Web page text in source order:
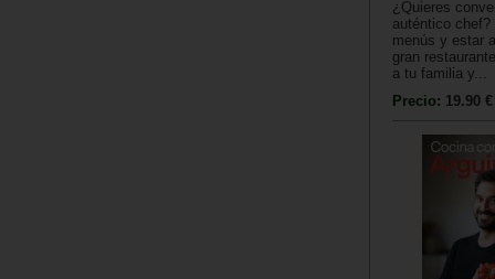
¿Quieres
auténtico chef?
menús y estar
gran
a tu familia y...
Precio: 19.90 €